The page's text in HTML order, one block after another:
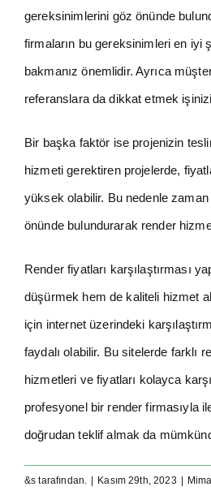
gereksinimlerini göz önünde
firmaların bu gereksinimleri en iyi
bakmanız önemlidir. Ayrıca
referanslara da dikkat etmek
Bir başka faktör ise projenizin
hizmeti gerektiren projelerde,
yüksek olabilir. Bu nedenle
önünde bulundurarak render
Render fiyatları karşılaştırması
düşürmek hem de kaliteli hizmet
için internet üzerindeki
faydalı olabilir. Bu sitelerde farklı
hizmetleri ve fiyatları kolayca
profesyonel bir render firmasıyla
doğrudan teklif almak da
&s tarafından. | Kasım 29th, 2023 |